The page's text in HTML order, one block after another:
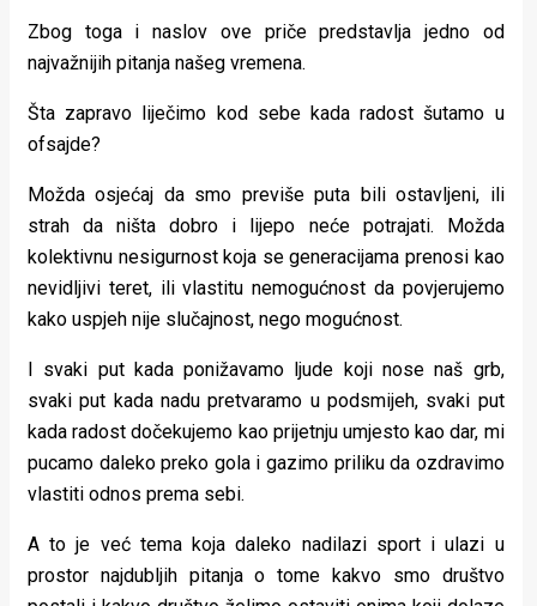
Zbog toga i naslov ove priče predstavlja jedno od
najvažnijih pitanja našeg vremena.
Šta zapravo liječimo kod sebe kada radost šutamo u
ofsajde?
Možda osjećaj da smo previše puta bili ostavljeni, ili
strah da ništa dobro i lijepo neće potrajati. Možda
kolektivnu nesigurnost koja se generacijama prenosi kao
nevidljivi teret, ili vlastitu nemogućnost da povjerujemo
kako uspjeh nije slučajnost, nego mogućnost.
I svaki put kada ponižavamo ljude koji nose naš grb,
svaki put kada nadu pretvaramo u podsmijeh, svaki put
kada radost dočekujemo kao prijetnju umjesto kao dar, mi
pucamo daleko preko gola i gazimo priliku da ozdravimo
vlastiti odnos prema sebi.
A to je već tema koja daleko nadilazi sport i ulazi u
prostor najdubljih pitanja o tome kakvo smo društvo